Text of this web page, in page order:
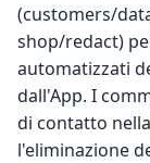
(customers/
shop/redact)
automatizzati
dall'App. I
di contatto
l'eliminazione